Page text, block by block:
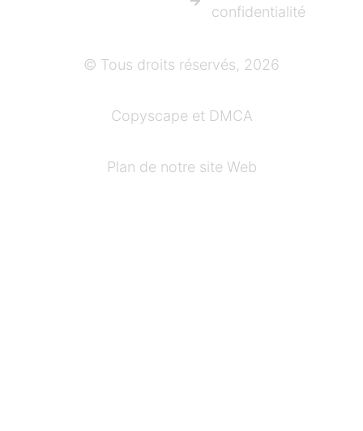
confidentialité
© Tous droits réservés, 2026
Copyscape et DMCA
Plan de notre site Web